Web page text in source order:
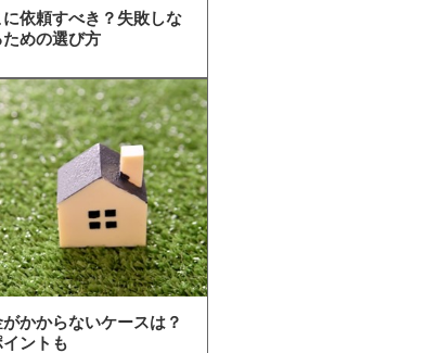
依頼すべき？失敗しな
めの選び方
かからないケースは？
ントも